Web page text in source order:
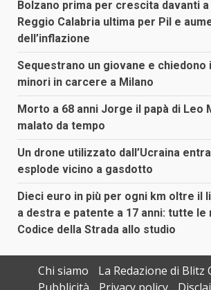
Bolzano prima per crescita davanti a
Reggio Calabria ultima per Pil e
dell’inflazione
Sequestrano un giovane e chiedono
minori in carcere a Milano
Morto a 68 anni Jorge il papà di Leo
malato da tempo
Un drone utilizzato dall’Ucraina
esplode vicino a gasdotto
Dieci euro in più per ogni km oltre il
a destra e patente a 17 anni: tutte le
Codice della Strada allo studio
Chi siamo
La Redazione di Blitz